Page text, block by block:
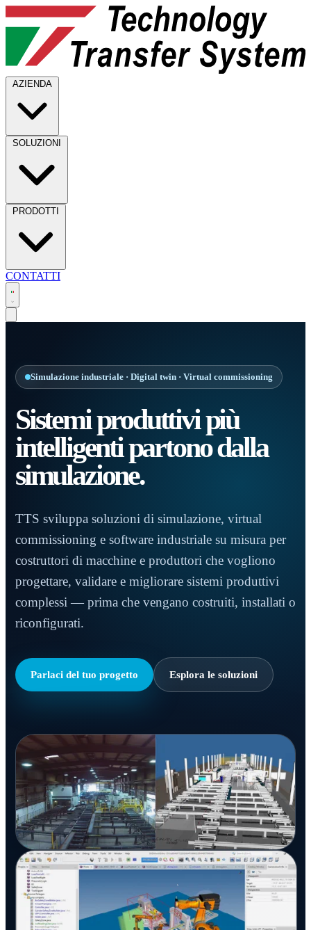
AZIENDA
SOLUZIONI
PRODOTTI
CONTATTI
Simulazione industriale · Digital twin · Virtual commissioning
Sistemi produttivi più
intelligenti partono dalla
simulazione.
TTS sviluppa soluzioni di simulazione, virtual
commissioning e software industriale su misura per
costruttori di macchine e produttori che vogliono
progettare, validare e migliorare sistemi produttivi
complessi — prima che vengano costruiti, installati o
riconfigurati.
Parlaci del tuo progetto Esplora le soluzioni